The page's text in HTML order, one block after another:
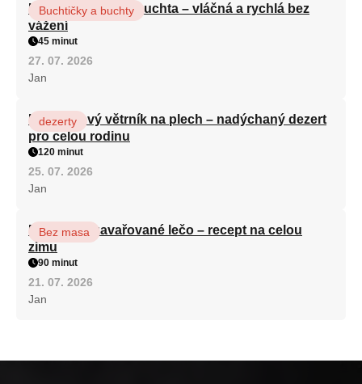
Hrnková maková buchta – vláčná a rychlá bez
vážení
Buchtičky a buchty
45 minut
27. 07. 2026
Jan
Karamelový větrník na plech – nadýchaný dezert
pro celou rodinu
dezerty
120 minut
25. 07. 2026
Jan
Babiččino zavařované lečo – recept na celou
zimu
Bez masa
90 minut
21. 07. 2026
Jan